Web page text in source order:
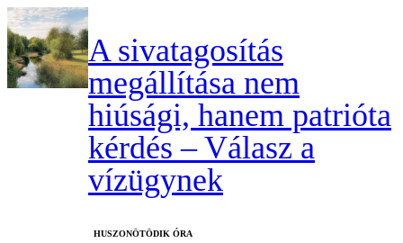
A sivatagosítás
megállítása nem
hiúsági, hanem patrióta
kérdés – Válasz a
vízügynek
HUSZONÖTÖDIK ÓRA